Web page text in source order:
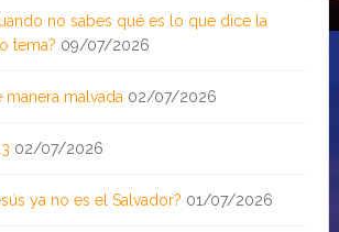
no sabes qué es lo que dice la
tema? 09/07/2026
malvada 02/07/2026
02/07/2026
ya no es el Salvador? 01/07/2026